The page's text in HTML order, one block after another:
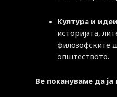
Култура и
историјата,
филозофските
општеството.
Ве покануваме да